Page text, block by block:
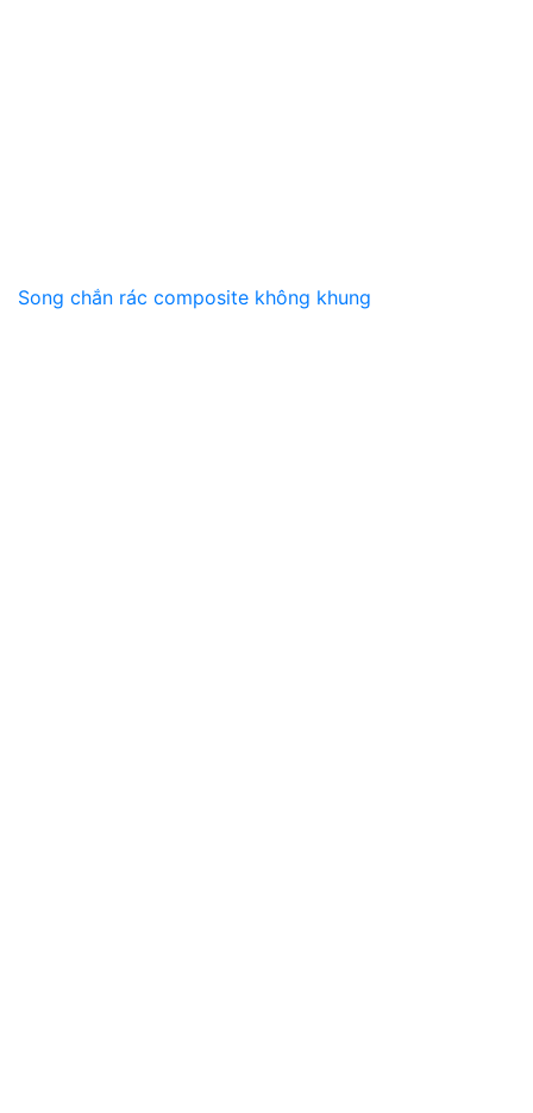
Song chắn rác composite không khung